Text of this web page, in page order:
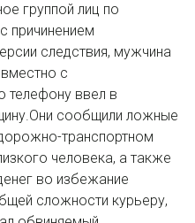
группой лиц по
причинением
следствия, мужчина
с
телефону ввел в
сообщили ложные
транспортном
человека, а также
во избежание
сложности курьеру,